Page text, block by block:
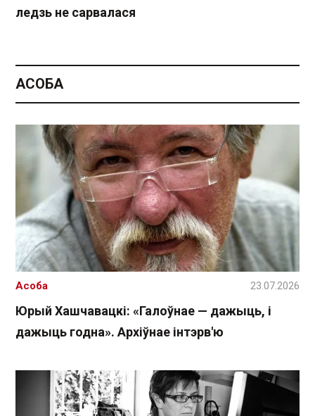
ледзь не сарвалася
АСОБА
Юрый Хашчавацкі: «Галоўнае — дажыць, і
дажыць годна». Архіўнае інтэрв'ю
Асоба 23.07.2026